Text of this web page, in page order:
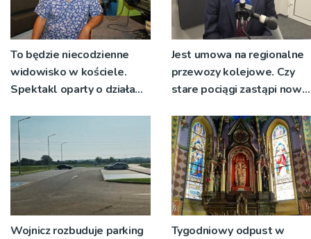
To będzie niecodzienne
widowisko w kościele.
Spektakl oparty o działa
Jest umowa na regionalne
przewozy kolejowe. Czy
stare pociągi zastąpi nowy
Wojnicz rozbuduje parking
Tygodniowy odpust w